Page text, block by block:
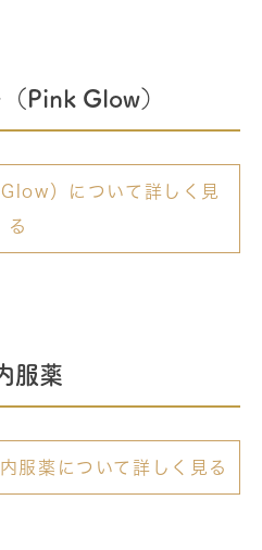
Pink Glow）
）について詳しく見
る
服薬
服薬について詳しく見る